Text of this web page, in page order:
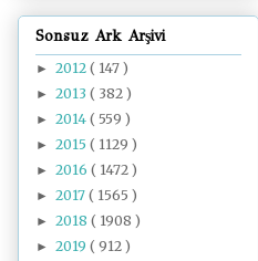
Sonsuz Ark Arşivi
► 2012 ( 147 )
► 2013 ( 382 )
► 2014 ( 559 )
► 2015 ( 1129 )
► 2016 ( 1472 )
► 2017 ( 1565 )
► 2018 ( 1908 )
► 2019 ( 912 )